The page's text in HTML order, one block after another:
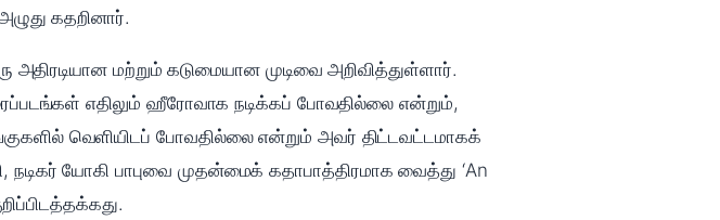
கதறினார்.
மற்றும் கடுமையான முடிவை அறிவித்துள்ளார்.
எதிலும் ஹீரோவாக நடிக்கப் போவதில்லை என்றும்,
வெளியிடப் போவதில்லை என்றும் அவர் திட்டவட்டமாகக்
நடிகர் யோகி பாபுவை முதன்மைக் கதாபாத்திரமாக வைத்து ‘An